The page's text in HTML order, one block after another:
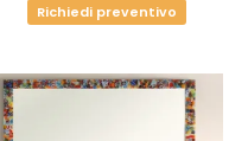
Richiedi preventivo